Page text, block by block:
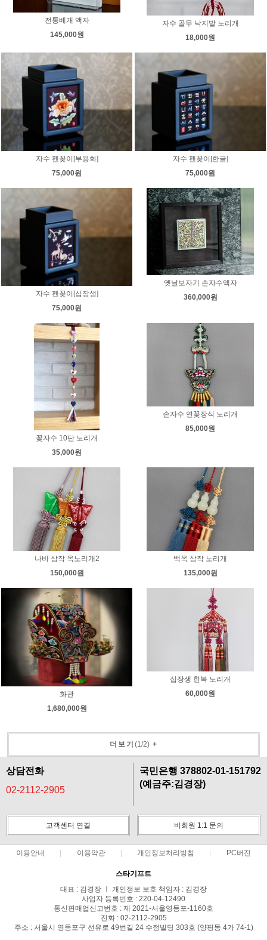
전통베개 액자
145,000원
자수 골무 낙지발 노리개
18,000원
자수 펜꽂이[부용화]
75,000원
자수 펜꽂이[한글]
75,000원
자수 펜꽂이[십장생]
75,000원
옛날보자기 손자수액자
360,000원
꽃자수 10단 노리개
35,000원
손자수 연꽃장식 노리개
85,000원
나비 삼작 옥노리개2
150,000원
백옥 삼작 노리개
135,000원
화관
1,680,000원
십장생 한복 노리개
60,000원
더보기 (1/2)+
상담전화
02-2112-2905
국민은행 378802-01-151792
(예금주:김경장)
고객센터 연결 비회원 1:1 문의
이용안내 이용약관 개인정보처리방침 PC버전
스타기프트
대표 : 김경장 ㅣ 개인정보 보호 책임자 : 김경장
사업자 등록번호 : 220-04-12490
통신판매업신고번호 : 제 2021-서울영등포-1160호
전화 : 02-2112-2905
주소 : 서울시 영등포구 선유로 49번길 24 수정빌딩 303호 (양평동 4가 74-1)